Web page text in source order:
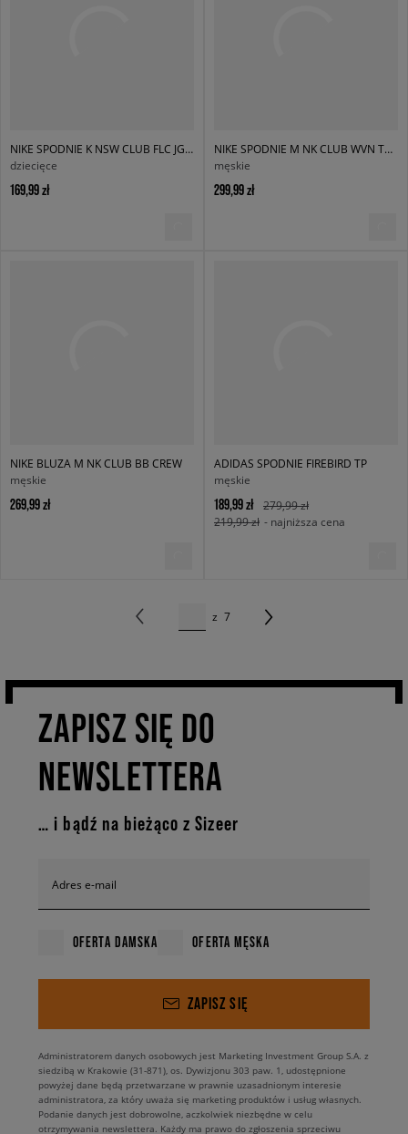
NIKE SPODNIE K NSW CLUB FLC JGGR LBR BOY
dziecięce
169,99 zł
NIKE SPODNIE M NK CLUB WVN TAPER PANT
męskie
299,99 zł
NIKE BLUZA M NK CLUB BB CREW
męskie
269,99 zł
ADIDAS SPODNIE FIREBIRD TP
męskie
189,99 zł
279,99 zł
219,99 zł - najniższa cena
z 7
ZAPISZ SIĘ DO
NEWSLETTERA
… i bądź na bieżąco z Sizeer
Adres e-mail
OFERTA DAMSKA OFERTA MĘSKA
ZAPISZ SIĘ
Administratorem danych osobowych jest Marketing Investment Group S.A. z
siedzibą w Krakowie (31-871), os. Dywizjonu 303 paw. 1, udostępnione
powyżej dane będą przetwarzane w prawnie uzasadnionym interesie
administratora, za który uważa się marketing produktów i usług własnych.
Podanie danych jest dobrowolne, aczkolwiek niezbędne w celu
otrzymywania newslettera. Każdy ma prawo do zgłoszenia sprzeciwu